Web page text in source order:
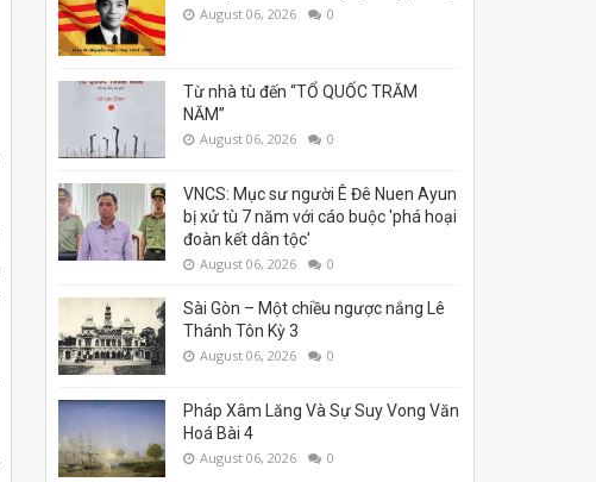
August 06, 2026 0
Từ nhà tù đến “TỔ QUỐC TRĂM
NĂM”
August 06, 2026 0
VNCS: Mục sư người Ê Đê Nuen Ayun
bị xử tù 7 năm với cáo buộc 'phá hoại
đoàn kết dân tộc'
August 06, 2026 0
Sài Gòn – Một chiều ngược nắng Lê
Thánh Tôn Kỳ 3
August 06, 2026 0
Pháp Xâm Lăng Và Sự Suy Vong Văn
Hoá Bài 4
August 06, 2026 0